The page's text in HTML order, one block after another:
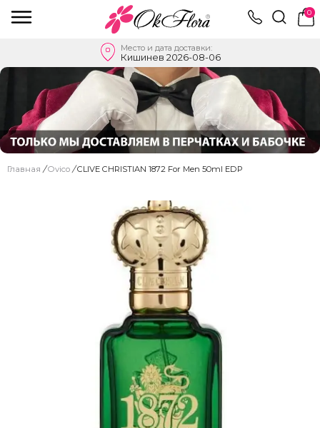
0
Место и дата доставки:
Кишинев 2026-08-06
Главная / Ovico / CLIVE CHRISTIAN 1872 For Men 50ml EDP